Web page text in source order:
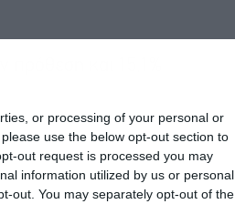
or processing of your personal or
use the below opt-out section to
out request is processed you may
information utilized by us or personal
out. You may separately opt-out of the
πρόθεση και 15,1%